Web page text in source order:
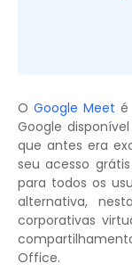
OGoogle Meet é
Google
que antes era
seu acesso
para todos os
alternativa,
corporativas
Office.